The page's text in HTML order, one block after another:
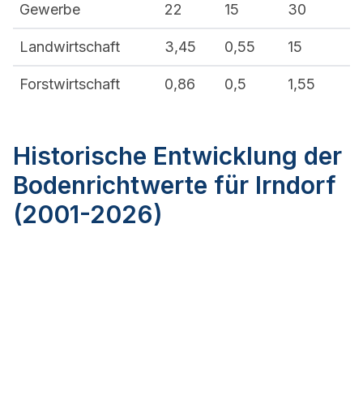
Gewerbe 22 15 30
Landwirtschaft 3,45 0,55 15
Forstwirtschaft 0,86 0,5 1,55
Historische Entwicklung der
Bodenrichtwerte für Irndorf
(2001-2026)